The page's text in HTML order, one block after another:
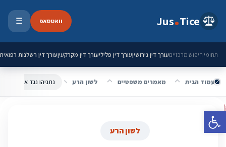
פתח סרגל נגישות
Jus Tice וואטסאפ ☰
תחומי חיפוש מרכזייםעורך דין גירושיןעורך דין פליליעורך דין מקרקעיןעורך דין רשלנות רפואית
עמוד הבית מאמרים משפטיים לשון הרע
לשון הרע